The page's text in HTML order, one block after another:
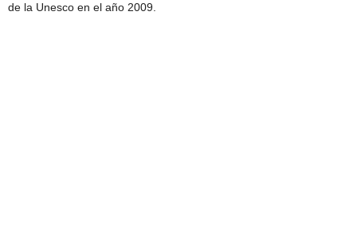
de la Unesco en el año 2009.